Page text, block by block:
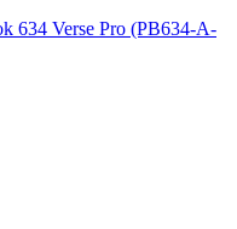
634 Verse Pro (PB634-A-